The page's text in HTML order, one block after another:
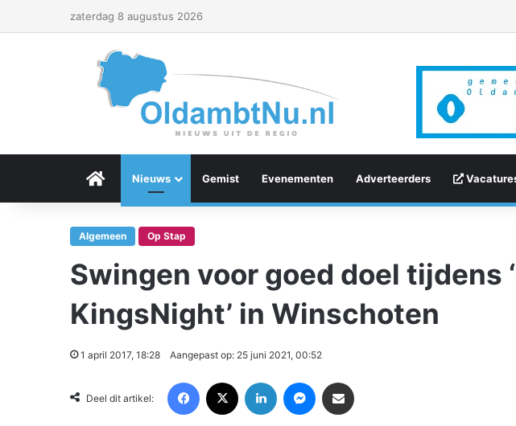
zaterdag 8 augustus 2026
Menu Item
Nieuws Gemist Evenementen Adverteerders
Algemeen Op Stap
Swingen voor goed doel tijdens
KingsNight’ in Winschoten
1 april 2017, 18:28 Aangepast op: 25 juni 2021, 00:52
Deel dit artikel: